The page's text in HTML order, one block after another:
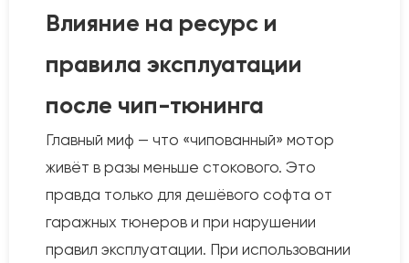
Влияние на ресурс и
правила эксплуатации
после чип-тюнинга
Главный миф — что «чипованный» мотор
живёт в разы меньше стокового. Это
правда только для дешёвого софта от
гаражных тюнеров и при нарушении
правил эксплуатации. При использовании